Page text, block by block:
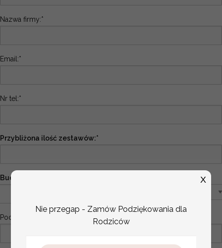
Nazwa firmy:*
Email:*
Nr tel:*
Przybliżona ilość zestawów:*
Budżet na jeden zestaw (netto):*
Podaj kolorystyke (czarny,grantowy,złoty)
Nie przegap - Zamów Podziękowania dla
Rodziców
X